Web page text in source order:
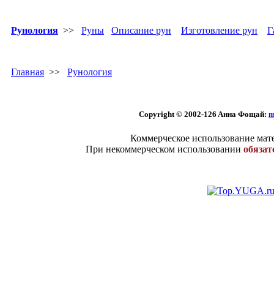
Рунология >> Руны Описание рун Изготовление рун
Главная >> Рунология
Copyright © 2002-126 Aннa Фoщaй:
Коммерческое использование
При некоммерческом использовании